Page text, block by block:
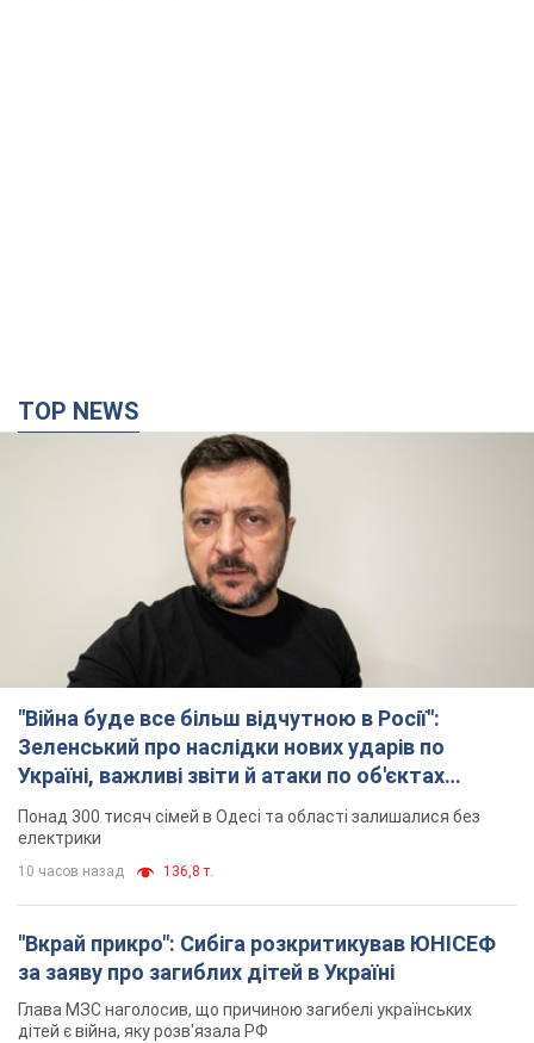
TOP NEWS
"Війна буде все більш відчутною в Росії":
Зеленський про наслідки нових ударів по
Україні, важливі звіти й атаки по об'єктах
ворога. Відео
Понад 300 тисяч сімей в Одесі та області залишалися без
електрики
10 часов назад 136,8 т.
"Вкрай прикро": Сибіга розкритикував ЮНІСЕФ
за заяву про загиблих дітей в Україні
Глава МЗС наголосив, що причиною загибелі українських
дітей є війна, яку розв'язала РФ